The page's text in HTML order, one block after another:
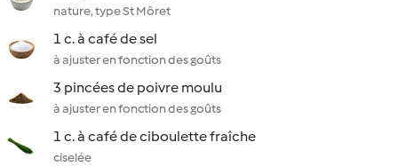
nature, type St Môret
1 c. à café de sel
à ajuster en fonction des goûts
3 pincées de poivre moulu
à ajuster en fonction des goûts
1 c. à café de ciboulette fraîche
ciselée